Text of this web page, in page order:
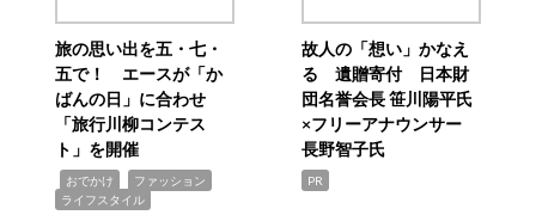
旅の思い出を五・七・
五で！ エースが「か
ばんの日」に合わせ
「旅行川柳コンテス
ト」を開催
おでかけ ファッション
ライフスタイル
故人の「想い」かなえ
る 遺贈寄付 日本財
団名誉会長 笹川陽平氏
×フリーアナウンサー
長野智子氏
PR